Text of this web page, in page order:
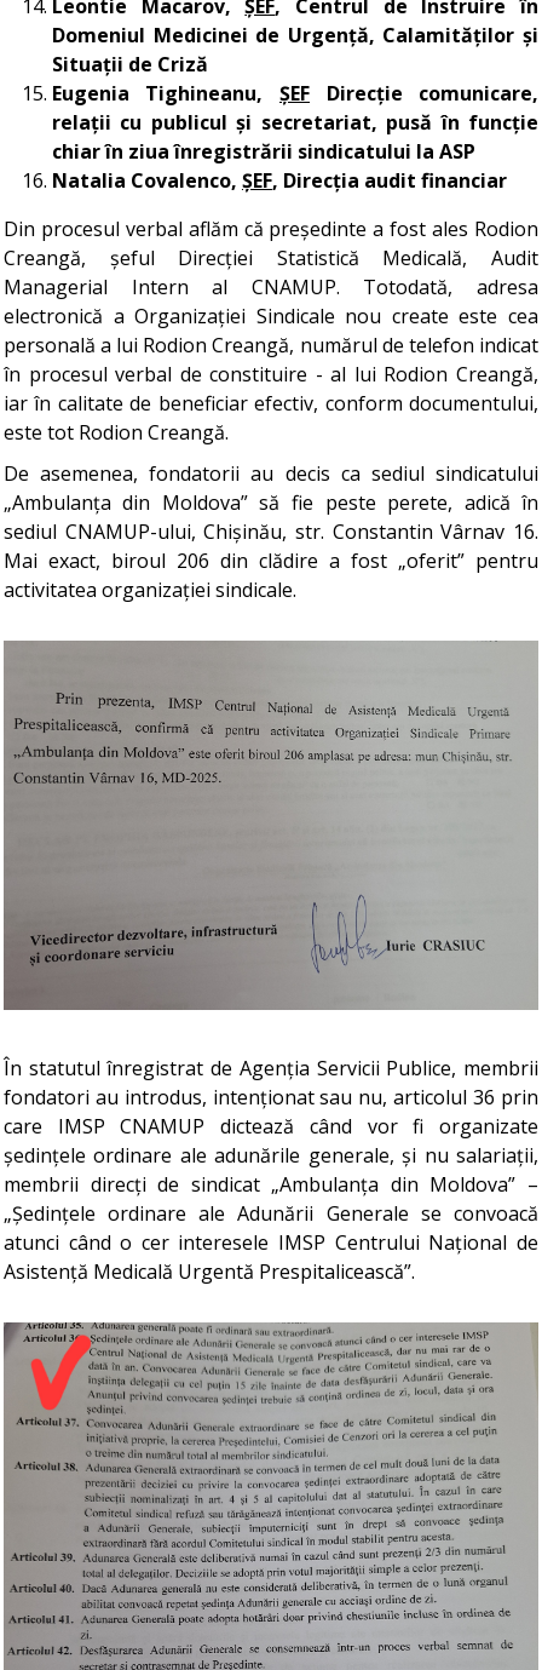
Leontie Macarov,ȘEF, Centrul de Instruire în
Domeniul Medicinei de Urgență, Calamităților și
Situații de Criză
Eugenia Tighineanu, ȘEF Direcție comunicare,
relații cu publicul și secretariat, pusă în funcție
chiar în ziua înregistrării sindicatului la ASP
Natalia Covalenco, ȘEF, Direcția audit financiar
Din procesul verbal aflăm că președinte a fost ales Rodion
Creangă, șeful Direcției Statistică Medicală, Audit
Managerial Intern al CNAMUP. Totodată, adresa
electronică a Organizației Sindicale nou create este cea
personală a lui Rodion Creangă, numărul de telefon indicat
în procesul verbal de constituire - al lui Rodion Creangă,
iar în calitate de beneficiar efectiv, conform documentului,
este tot Rodion Creangă.
De asemenea, fondatorii au decis ca sediul sindicatului
„Ambulanța din Moldova” să fie peste perete, adică în
sediul CNAMUP-ului, Chișinău, str. Constantin Vârnav 16.
Mai exact, biroul 206 din clădire a fost „oferit” pentru
activitatea organizației sindicale.
În statutul înregistrat de Agenția Servicii Publice, membrii
fondatori au introdus, intenționat sau nu, articolul 36 prin
care IMSP CNAMUP dictează când vor fi organizate
ședințele ordinare ale adunările generale, și nu salariații,
membrii direcți de sindicat „Ambulanța din Moldova” –
„Ședințele ordinare ale Adunării Generale se convoacă
atunci când o cer interesele IMSP Centrului Național de
Asistență Medicală Urgentă Prespitalicească”.